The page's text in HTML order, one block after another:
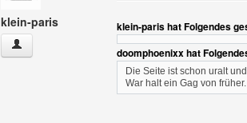
klein-paris
klein-paris Benutzer-Profile anzeigen
klein-paris hat Folgendes
doomphoenixx hat
Die Seite ist schon uralt
War halt ein Gag von